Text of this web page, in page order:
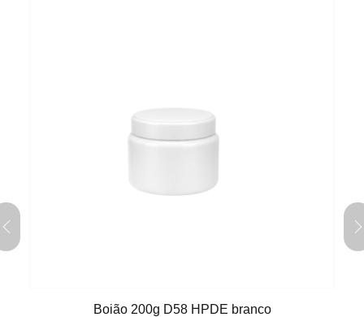
Boião 200g D58 HPDE branco